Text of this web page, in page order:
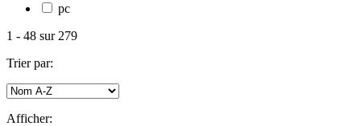
pc
1 - 48 sur279
Trier par:
Afficher: